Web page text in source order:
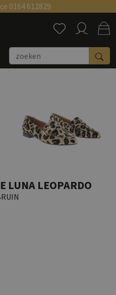
0164 612829 Zoeken
LUNA LEOPARDO